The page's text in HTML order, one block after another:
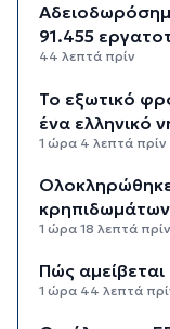
91.455
44 λεπτά πρίν
Το εξωτικό
ένα ελληνικό
1 ώρα 4 λεπτά πρίν
1 ώρα 18 λεπτά πρίν
Πώς
1 ώρα 44 λεπτά